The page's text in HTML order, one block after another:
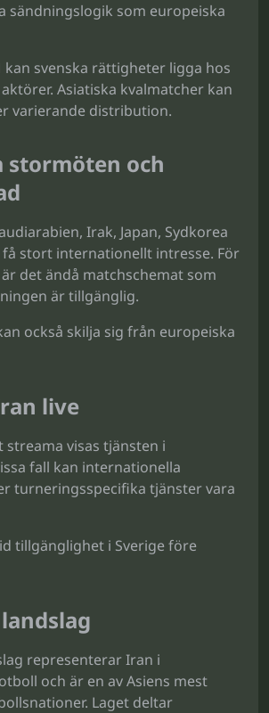
sändningslogik som europeiska
kan svenska rättigheter ligga hos
Asiatiska kvalmatcher kan
varierande distribution.
stormöten och
Irak, Japan, Sydkorea
stort internationellt intresse. För
det ändå matchschemat som
är tillgänglig.
också skilja sig från europeiska
live
streama visas tjänsten i
fall kan internationella
turneringsspecifika tjänster vara
tillgänglighet i Sverige före
representerar Iran i
och är en av Asiens mest
Laget deltar